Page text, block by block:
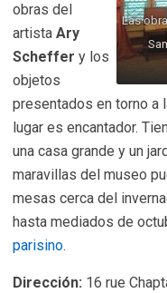
Las
obras del
artista Ary
Scheffer y los
objetos
presentados en torno a
lugar es encantador.
una casa grande y un
maravillas del museo
mesas cerca del
hasta mediados de
parisino.
Dirección: 16 rue